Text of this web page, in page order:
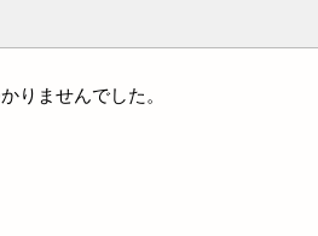
りませんでした。